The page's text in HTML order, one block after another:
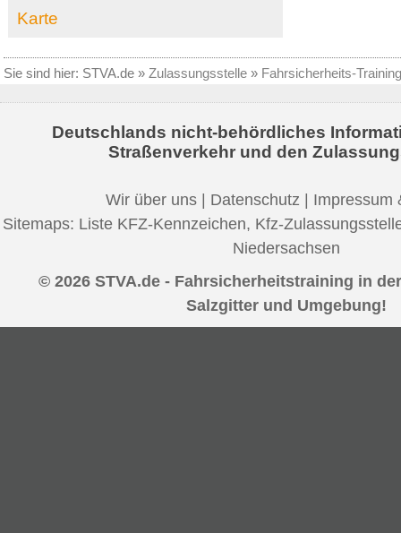
Karte
Sie sind hier: STVA.de » Zulassungsstelle » Fahrsicherheits-
Deutschlands nicht-behördliches
Straßenverkehr und den
Wir über uns Datenschutz
Impressum
Sitemaps: Liste KFZ-Kennzeichen, Kfz-
Niedersachsen
© 2026 STVA.de - Fahrsicherheitstraining in
Salzgitter und Umgebung!